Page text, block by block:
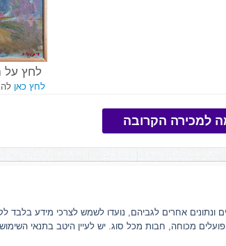
לחץ על
לחץ כאן
למכירה הקרובה
ונתונים אחרים לגביהם, נועדו לשמש לצרכי מידע בלבד
מכוחה, חבות מכל סוג. יש לעיין היטב בתנאי